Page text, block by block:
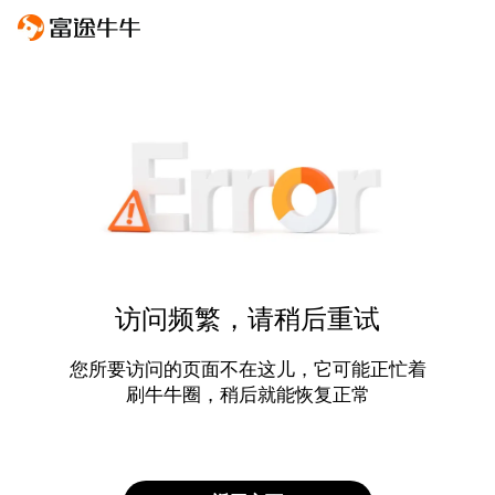
访问频繁，请稍后重试
您所要访问的页面不在这儿，它可能正忙着
刷牛牛圈，稍后就能恢复正常